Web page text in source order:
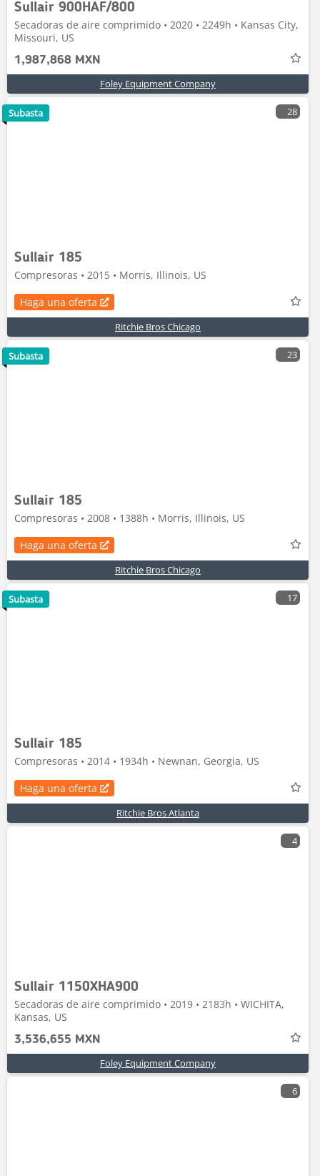
Sullair 900HAF/800
Secadoras de aire comprimido • 2020 • 2249h • Kansas City,
Missouri, US
1,987,868 MXN
Foley Equipment Company
28
Sullair 185
Compresoras • 2015 • Morris, Illinois, US
Haga una oferta
Ritchie Bros Chicago
Subasta
23
Sullair 185
Compresoras • 2008 • 1388h • Morris, Illinois, US
Haga una oferta
Ritchie Bros Chicago
Subasta
17
Sullair 185
Compresoras • 2014 • 1934h • Newnan, Georgia, US
Haga una oferta
Ritchie Bros Atlanta
Subasta
4
Sullair 1150XHA900
Secadoras de aire comprimido • 2019 • 2183h • WICHITA,
Kansas, US
3,536,655 MXN
Foley Equipment Company
6